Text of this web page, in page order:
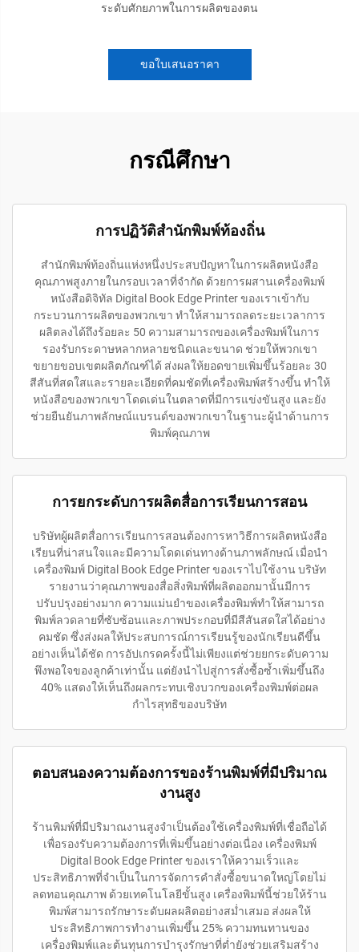
ระดับศักยภาพในการผลิตของตน
ขอใบเสนอราคา
กรณีศึกษา
การปฏิวัติสำนักพิมพ์ท้องถิ่น
สำนักพิมพ์ท้องถิ่นแห่งหนึ่งประสบปัญหาในการผลิตหนังสือ
คุณภาพสูงภายในกรอบเวลาที่จำกัด ด้วยการผสานเครื่องพิมพ์
หนังสือดิจิทัล Digital Book Edge Printer ของเราเข้ากับ
กระบวนการผลิตของพวกเขา ทำให้สามารถลดระยะเวลาการ
ผลิตลงได้ถึงร้อยละ 50 ความสามารถของเครื่องพิมพ์ในการ
รองรับกระดาษหลากหลายชนิดและขนาด ช่วยให้พวกเขา
ขยายขอบเขตผลิตภัณฑ์ได้ ส่งผลให้ยอดขายเพิ่มขึ้นร้อยละ 30
สีสันที่สดใสและรายละเอียดที่คมชัดที่เครื่องพิมพ์สร้างขึ้น ทำให้
หนังสือของพวกเขาโดดเด่นในตลาดที่มีการแข่งขันสูง และยัง
ช่วยยืนยันภาพลักษณ์แบรนด์ของพวกเขาในฐานะผู้นำด้านการ
พิมพ์คุณภาพ
การยกระดับการผลิตสื่อการเรียนการสอน
บริษัทผู้ผลิตสื่อการเรียนการสอนต้องการหาวิธีการผลิตหนังสือ
เรียนที่น่าสนใจและมีความโดดเด่นทางด้านภาพลักษณ์ เมื่อนำ
เครื่องพิมพ์ Digital Book Edge Printer ของเราไปใช้งาน บริษัท
รายงานว่าคุณภาพของสื่อสิ่งพิมพ์ที่ผลิตออกมานั้นมีการ
ปรับปรุงอย่างมาก ความแม่นยำของเครื่องพิมพ์ทำให้สามารถ
พิมพ์ลวดลายที่ซับซ้อนและภาพประกอบที่มีสีสันสดใสได้อย่าง
คมชัด ซึ่งส่งผลให้ประสบการณ์การเรียนรู้ของนักเรียนดีขึ้น
อย่างเห็นได้ชัด การอัปเกรดครั้งนี้ไม่เพียงแต่ช่วยยกระดับความ
พึงพอใจของลูกค้าเท่านั้น แต่ยังนำไปสู่การสั่งซื้อซ้ำเพิ่มขึ้นถึง
40% แสดงให้เห็นถึงผลกระทบเชิงบวกของเครื่องพิมพ์ต่อผล
กำไรสุทธิของบริษัท
ตอบสนองความต้องการของร้านพิมพ์ที่มีปริมาณ
งานสูง
ร้านพิมพ์ที่มีปริมาณงานสูงจำเป็นต้องใช้เครื่องพิมพ์ที่เชื่อถือได้
เพื่อรองรับความต้องการที่เพิ่มขึ้นอย่างต่อเนื่อง เครื่องพิมพ์
Digital Book Edge Printer ของเราให้ความเร็วและ
ประสิทธิภาพที่จำเป็นในการจัดการคำสั่งซื้อขนาดใหญ่โดยไม่
ลดทอนคุณภาพ ด้วยเทคโนโลยีขั้นสูง เครื่องพิมพ์นี้ช่วยให้ร้าน
พิมพ์สามารถรักษาระดับผลผลิตอย่างสม่ำเสมอ ส่งผลให้
ประสิทธิภาพการทำงานเพิ่มขึ้น 25% ความทนทานของ
เครื่องพิมพ์และต้นทุนการบำรุงรักษาที่ต่ำยังช่วยเสริมสร้าง